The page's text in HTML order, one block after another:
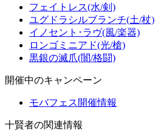
フェイトレス(水/剣)
ユグドラシルブランチ(土/杖)
イノセント･ラヴ(風/楽器)
ロンゴミニアド(光/槍)
黒銀の滅爪(闇/格闘)
開催中のキャンペーン
モバフェス開催情報
十賢者の関連情報